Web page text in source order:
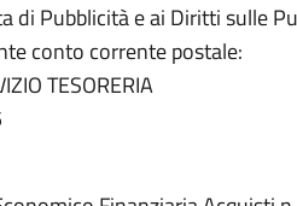
di Pubblicità e ai Diritti sulle
conto corrente postale:
TESORERIA